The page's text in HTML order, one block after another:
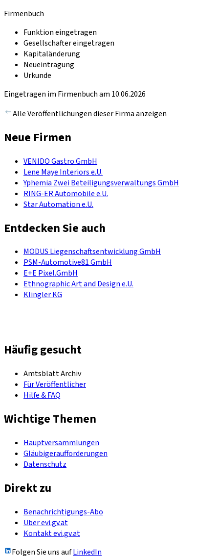
Firmenbuch
Funktion eingetragen
Gesellschafter eingetragen
Kapitaländerung
Neueintragung
Urkunde
Eingetragen im Firmenbuch am 10.06.2026
Alle Veröffentlichungen dieser Firma anzeigen
Neue Firmen
VENIDO Gastro GmbH
Lene Maye Interiors e.U.
Yphemia Zwei Beteiligungsverwaltungs GmbH
RING-ER Automobile e.U.
Star Automation e.U.
Entdecken Sie auch
MODUS Liegenschaftsentwicklung GmbH
PSM-Automotive81 GmbH
E+E Pixel.GmbH
Ethnographic Art and Design e.U.
Klingler KG
Häufig gesucht
Amtsblatt Archiv
Für Veröffentlicher
Hilfe & FAQ
Wichtige Themen
Hauptversammlungen
Gläubigeraufforderungen
Datenschutz
Direkt zu
Benachrichtigungs-Abo
Über evi.gv.at
Kontakt evi.gv.at
Folgen Sie uns aufLinkedIn